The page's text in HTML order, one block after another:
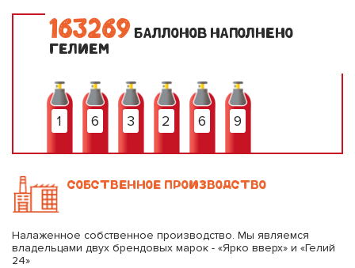
163269 БАЛЛОНОВ НАПОЛНЕНО
ГЕЛИЕМ
1 6 3 2 6 9
СОБСТВЕННОЕ ПРОИЗВОДСТВО
Налаженное собственное производство. Мы являемся
владельцами двух брендовых марок - «Ярко вверх» и «Гелий
24»